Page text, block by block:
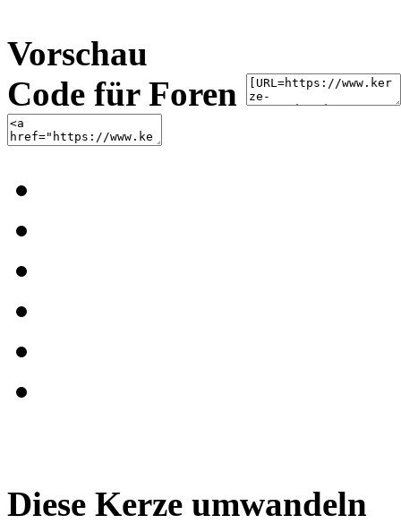
Vorschau
Code für Foren
Diese Kerze umwandeln